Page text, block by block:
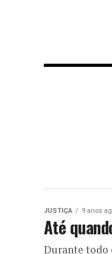
JUSTIÇA 9 anos
Até
Durante todo